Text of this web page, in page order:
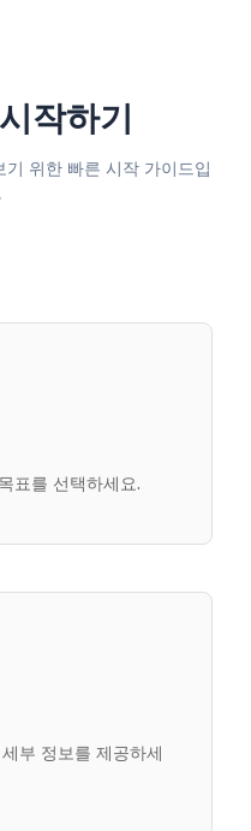
작하기
위한 빠른 시작 가이드입
표를 선택하세요.
부 정보를 제공하세